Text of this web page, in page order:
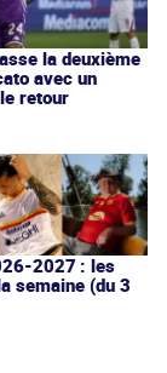
la deuxième
avec un
retour
2027 : les
semaine (du 3